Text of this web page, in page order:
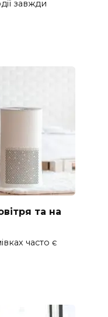
завжди
та на
часто є